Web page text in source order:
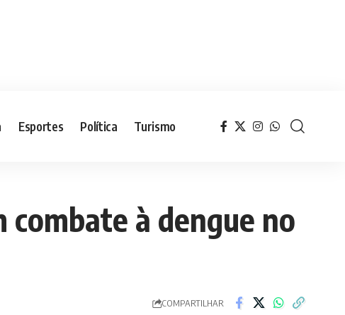
Esportes Política Turismo
combate à dengue no
COMPARTILHAR